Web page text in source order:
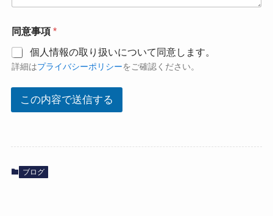
同意事項 *
個人情報の取り扱いについて同意します。
詳細はプライバシーポリシーをご確認ください。
この内容で送信する
ブログ